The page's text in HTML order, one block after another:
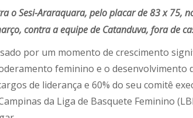
o Sesi-Araraquara, pelo placar de 83 x 75,
contra a equipe de Catanduva, fora de
por um momento de crescimento
feminino e o desenvolvimento
de liderança e 60% do seu comitê
da Liga de Basquete Feminino